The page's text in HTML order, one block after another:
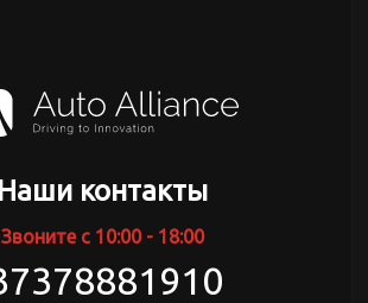
Наши контакты
Звоните с 10:00 - 18:00